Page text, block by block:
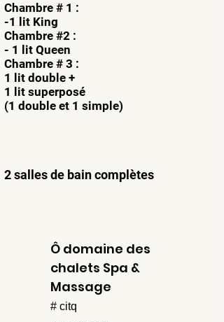
Chambre # 1 :
-1 lit King
Chambre #2 :
- 1 lit Queen
Chambre # 3 :
1 lit double +
1 lit superposé
(1 double et 1 simple)
2 salles de bain complètes
Ô domaine des
chalets Spa &
Massage
# citq